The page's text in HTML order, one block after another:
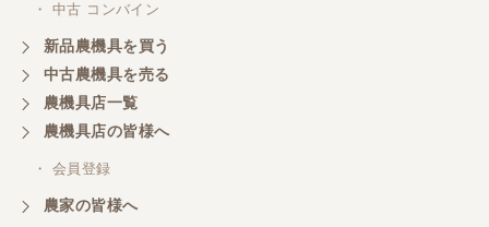
・ 中古 コンバイン
新品農機具を買う
中古農機具を売る
農機具店一覧
農機具店の皆様へ
・ 会員登録
農家の皆様へ